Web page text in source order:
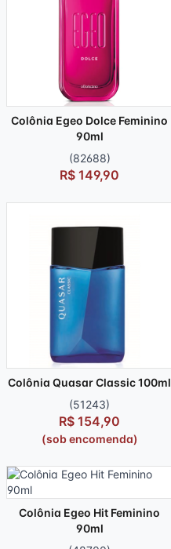
Colônia Egeo Dolce Feminino
90ml
(82688)
R$ 149,90
Colônia Quasar Classic 100ml
(51243)
R$ 154,90
(sob encomenda)
Colônia Egeo Hit Feminino
90ml